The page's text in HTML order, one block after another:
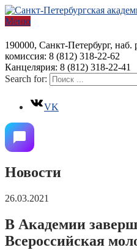
Меню
190000, Санкт-Петербург,
комиссия: 8 (812) 318-22-62
Канцелярия: 8 (812) 318-22-41
Search for:
VK
Новости
26.03.2021
В Академии
Всероссийская